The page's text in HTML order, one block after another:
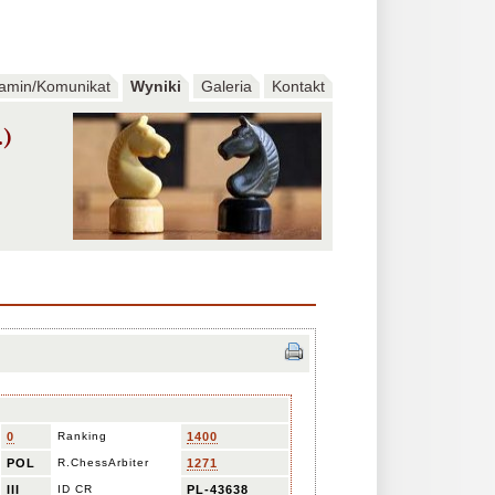
Komunikat Wyniki Galeria Kontakt
0 Ranking
1400
POL
R.ChessArbiter
1271
III
ID CR PL-43638